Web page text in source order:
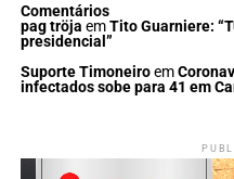
Comentários
pag tröja emTito Guarniere:
presidencial”
Suporte Timoneiroem
infectados sobe para 41 em